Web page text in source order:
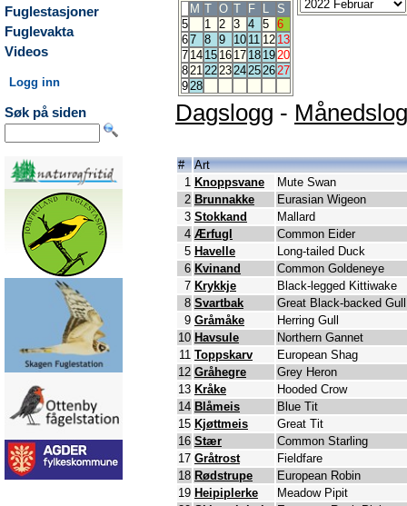
Fuglestasjoner
Fuglevakta
Videos
Logg inn
Søk på siden
M T O T F L
S
5
1 2 3 4 5 6
67 8 9 10 11 12 13
7 14 15 16 17 18 1920
821222324252627
928
Dagslogg -
#
Art
1 Knoppsvane
Mute Swan
2 Brunnakke
Eurasian Wigeon
3 Stokkand
Mallard
4 Ærfugl
Common Eider
5 Havelle
Long-tailed Duck
6 Kvinand
Common Goldeneye
7 Krykkje
Black-legged Kittiwake
8 Svartbak
Great Black-backed Gull
9 Gråmåke
Herring Gull
10 Havsule
Northern Gannet
11 Toppskarv
European Shag
12 Gråhegre
Grey Heron
13 Kråke
Hooded Crow
14 Blåmeis
Blue Tit
15 Kjøttmeis
Great Tit
16 Stær
Common Starling
17 Gråtrost
Fieldfare
18 Rødstrupe
European Robin
19 Heipiplerke
Meadow Pipit